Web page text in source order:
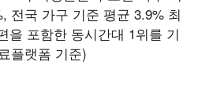
전국 가구 기준 평균 3.9% 최
을 포함한 동시간대 1위를 기
플랫폼 기준)